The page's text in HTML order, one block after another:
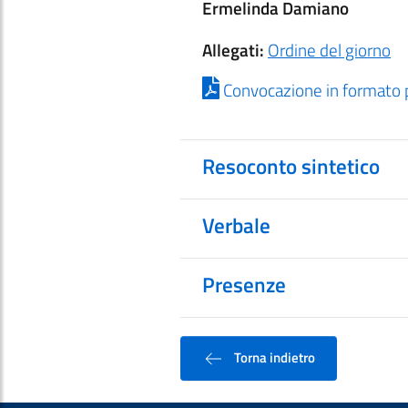
Ermelinda Damiano
Allegati: Ordine del giorno
Convocazione in formato
Resoconto sintetico
Verbale
Presenze
Torna indietro